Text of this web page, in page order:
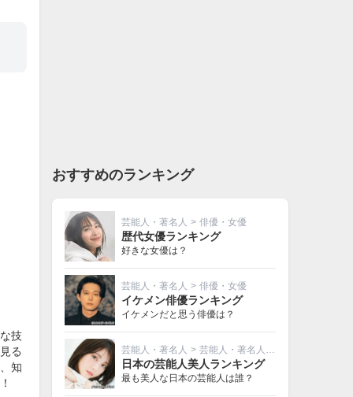
技
る
知
おすすめのランキング
芸能人・著名人 > 俳優・女優
歴代女優ランキング
好きな女優は？
芸能人・著名人 > 俳優・女優
イケメン俳優ランキング
イケメンだと思う俳優は？
芸能人・著名人 > 芸能人・著名人その他
日本の芸能人美人ランキング
最も美人な日本の芸能人は誰？